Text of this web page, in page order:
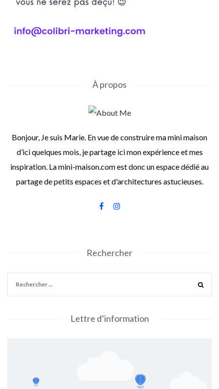
À propos
Bonjour, Je suis Marie. En vue de construire ma mini maison
d’ici quelques mois, je partage ici mon expérience et mes
inspiration. La mini-maison.com est donc un espace dédié au
partage de petits espaces et d'architectures astucieuses.
Rechercher
Lettre d’information